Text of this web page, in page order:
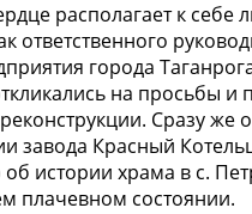
располагает к
ответственного
города
на просьбы
Сразу же
завода Красный
истории храма в с.
плачевном состоянии.